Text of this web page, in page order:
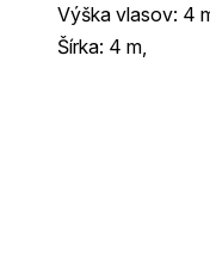
Výška vlasov: 4
Šírka: 4 m,